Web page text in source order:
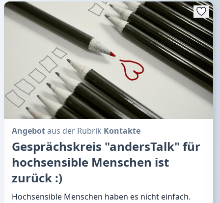
Angebotaus der Rubrik Kontakte
Gesprächskreis "andersTalk" für
hochsensible Menschen ist
zurück :)
Hochsensible Menschen haben es nicht einfach.